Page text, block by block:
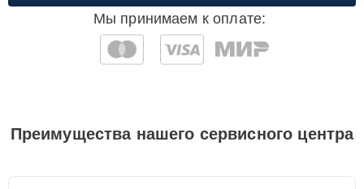
Мы принимаем к оплате:
Преимущества нашего сервисного центра